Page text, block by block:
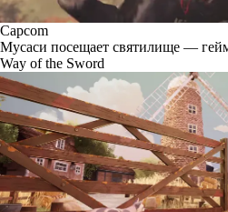
Capcom
Мусаси посещает святилище —
Way of the Sword